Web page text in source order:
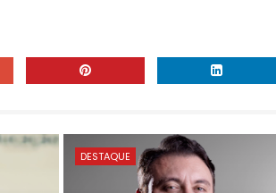
DESTAQUE